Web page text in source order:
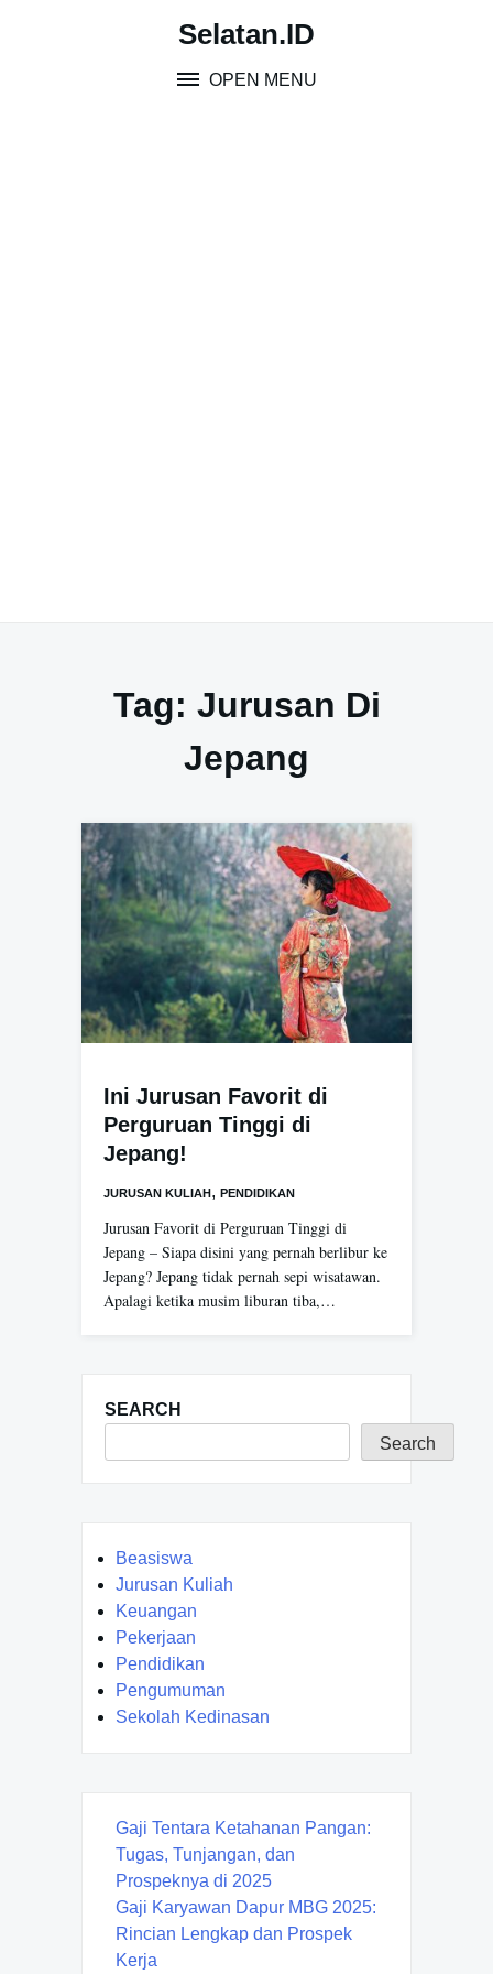
Selatan.ID
OPEN MENU
Tag: Jurusan Di
Jepang
Ini Jurusan Favorit di
Perguruan Tinggi di
Jepang!
JURUSAN KULIAH , PENDIDIKAN
Jurusan Favorit di Perguruan Tinggi di
Jepang – Siapa disini yang pernah berlibur ke
Jepang? Jepang tidak pernah sepi wisatawan.
Apalagi ketika musim liburan tiba,…
SEARCH
Search
Beasiswa
Jurusan Kuliah
Keuangan
Pekerjaan
Pendidikan
Pengumuman
Sekolah Kedinasan
Gaji Tentara Ketahanan Pangan:
Tugas, Tunjangan, dan
Prospeknya di 2025
Gaji Karyawan Dapur MBG 2025:
Rincian Lengkap dan Prospek
Kerja